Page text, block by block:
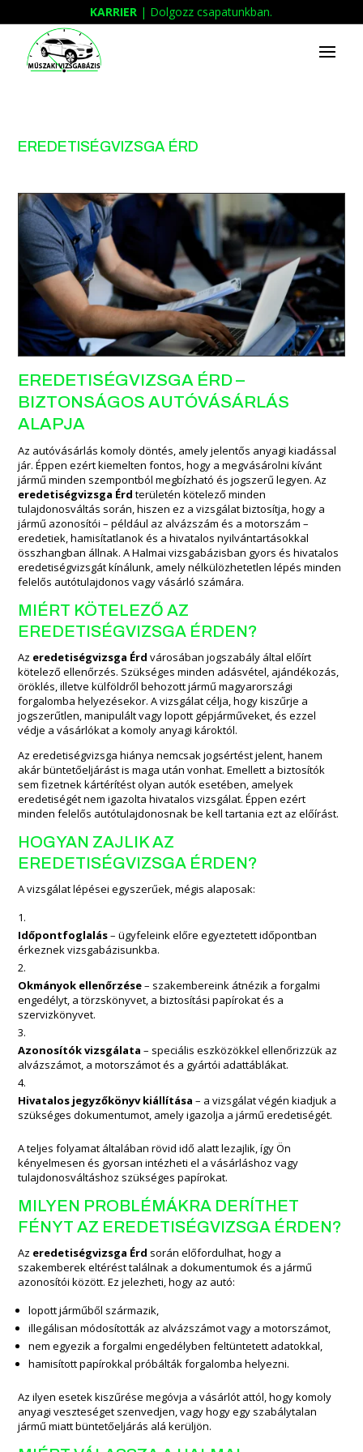
KARRIER | Dolgozz csapatunkban.
EREDETISÉGVIZSGA ÉRD
EREDETISÉGVIZSGA ÉRD –
BIZTONSÁGOS AUTÓVÁSÁRLÁS
ALAPJA
Az autóvásárlás komoly döntés, amely jelentős anyagi kiadással
jár. Éppen ezért kiemelten fontos, hogy a megvásárolni kívánt
jármű minden szempontból megbízható és jogszerű legyen. Az
eredetiségvizsga Érd területén kötelező minden
tulajdonosváltás során, hiszen ez a vizsgálat biztosítja, hogy a
jármű azonosítói – például az alvázszám és a motorszám –
eredetiek, hamisítatlanok és a hivatalos nyilvántartásokkal
összhangban állnak. A Halmai vizsgabázisban gyors és hivatalos
eredetiségvizsgát kínálunk, amely nélkülözhetetlen lépés minden
felelős autótulajdonos vagy vásárló számára.
MIÉRT KÖTELEZŐ AZ
EREDETISÉGVIZSGA ÉRDEN?
Az eredetiségvizsga Érd városában jogszabály által előírt
kötelező ellenőrzés. Szükséges minden adásvétel, ajándékozás,
öröklés, illetve külföldről behozott jármű magyarországi
forgalomba helyezésekor. A vizsgálat célja, hogy kiszűrje a
jogszerűtlen, manipulált vagy lopott gépjárműveket, és ezzel
védje a vásárlókat a komoly anyagi károktól.
Az eredetiségvizsga hiánya nemcsak jogsértést jelent, hanem
akár büntetőeljárást is maga után vonhat. Emellett a biztosítók
sem fizetnek kártérítést olyan autók esetében, amelyek
eredetiségét nem igazolta hivatalos vizsgálat. Éppen ezért
minden felelős autótulajdonosnak be kell tartania ezt az előírást.
HOGYAN ZAJLIK AZ
EREDETISÉGVIZSGA ÉRDEN?
A vizsgálat lépései egyszerűek, mégis alaposak:
Időpontfoglalás– ügyfeleink előre egyeztetett időpontban
érkeznek vizsgabázisunkba.
Okmányok ellenőrzése– szakembereink átnézik a forgalmi
engedélyt, a törzskönyvet, a biztosítási papírokat és a
szervizkönyvet.
Azonosítók vizsgálata – speciális eszközökkel ellenőrizzük az
alvázszámot, a motorszámot és a gyártói adattáblákat.
Hivatalos jegyzőkönyv kiállítása – a vizsgálat végén kiadjuk a
szükséges dokumentumot, amely igazolja a jármű eredetiségét.
A teljes folyamat általában rövid idő alatt lezajlik, így Ön
kényelmesen és gyorsan intézheti el a vásárláshoz vagy
tulajdonosváltáshoz szükséges papírokat.
MILYEN PROBLÉMÁKRA DERÍTHET
FÉNYT AZ EREDETISÉGVIZSGA ÉRDEN?
Az eredetiségvizsga Érd során előfordulhat, hogy a
szakemberek eltérést találnak a dokumentumok és a jármű
azonosítói között. Ez jelezheti, hogy az autó:
lopott járműből származik,
illegálisan módosították az alvázszámot vagy a motorszámot,
nem egyezik a forgalmi engedélyben feltüntetett adatokkal,
hamisított papírokkal próbálták forgalomba helyezni.
Az ilyen esetek kiszűrése megóvja a vásárlót attól, hogy komoly
anyagi veszteséget szenvedjen, vagy hogy egy szabálytalan
jármű miatt büntetőeljárás alá kerüljön.